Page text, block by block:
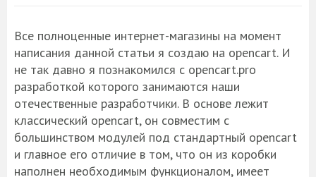
Все полноценные интернет-магазины на момент
написания данной статьи я создаю на opencart. И
не так давно я познакомился с opencart.pro
разработкой которого занимаются наши
отечественные разработчики. В основе лежит
классический opencart, он совместим с
большинством модулей под стандартный opencart
и главное его отличие в том, что он из коробки
наполнен необходимым функционалом, имеет